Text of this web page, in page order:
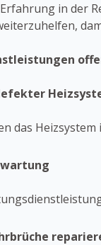
in der
das